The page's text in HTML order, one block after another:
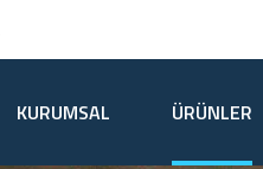
KURUMSAL ÜRÜNLER